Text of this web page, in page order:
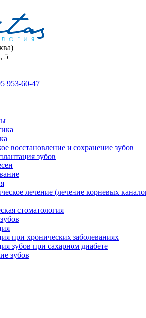
5
953-60-47
восстановление и сохранение зубов
зубов
лечение (лечение корневых
стоматология
при хронических заболеваниях
зубов при сахарном диабете
зубов